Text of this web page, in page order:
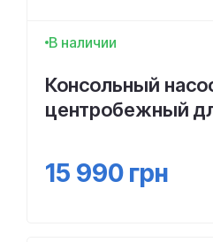
В наличии
Консольный
центробежный
15 990 грн